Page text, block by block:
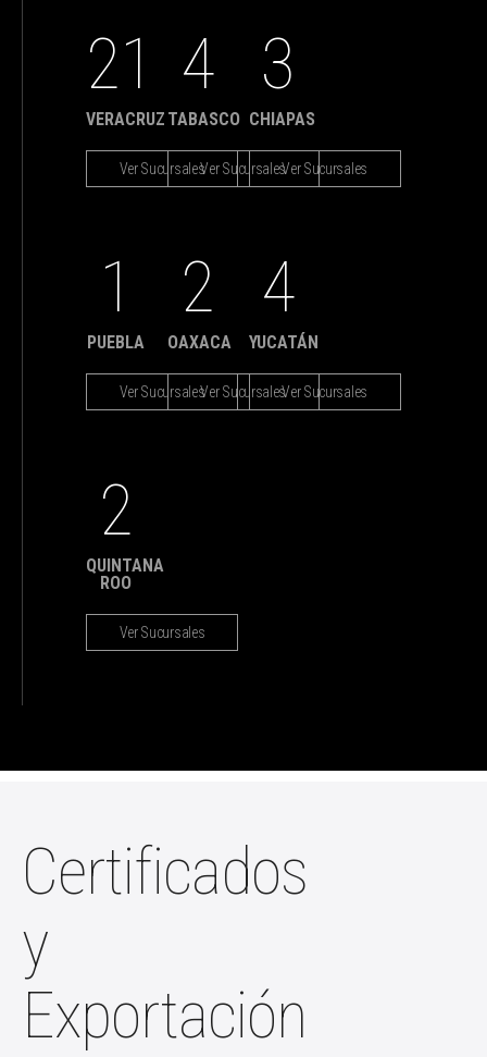
21
VERACRUZ
Ver Sucursales
4
TABASCO
Ver Sucursales
3
CHIAPAS
Ver Sucursales
1
PUEBLA
Ver Sucursales
2
OAXACA
Ver Sucursales
4
YUCATÁN
Ver Sucursales
2
QUINTANA
ROO
Ver Sucursales
Certificados
y
Exportación